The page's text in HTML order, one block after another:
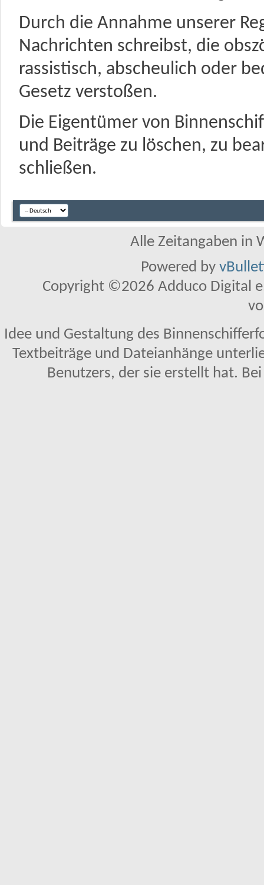
Durch die Annahme unserer
Nachrichten schreibst, die
rassistisch, abscheulich oder
Gesetz verstoßen.
Die Eigentümer von
und Beiträge zu löschen, zu
schließen.
Alle Zeitangaben in
Powered by
Copyright ©2026 Adduco Digital
Idee und Gestaltung des
Textbeiträge und Dateianhänge
Benutzers, der sie erstellt hat.